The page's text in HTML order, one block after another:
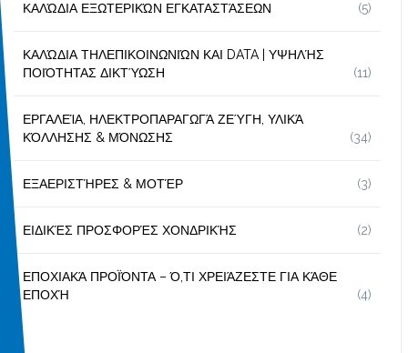
ΚΑΛΏΔΙΑ ΕΞΩΤΕΡΙΚΏΝ ΕΓΚΑΤΑΣΤΆΣΕΩΝ (5)
ΚΑΛΏΔΙΑ ΤΗΛΕΠΙΚΟΙΝΩΝΙΏΝ ΚΑΙ DATA | ΥΨΗΛΉΣ
ΠΟΙΌΤΗΤΑΣ ΔΙΚΤΎΩΣΗ
(11)
ΕΡΓΑΛΕΊΑ, ΗΛΕΚΤΡΟΠΑΡΑΓΩΓΆ ΖΕΎΓΗ, ΥΛΙΚΆ
ΚΌΛΛΗΣΗΣ & ΜΌΝΩΣΗΣ
(34)
ΕΞΑΕΡΙΣΤΉΡΕΣ & ΜΟΤΈΡ (3)
ΕΙΔΙΚΈΣ ΠΡΟΣΦΟΡΈΣ ΧΟΝΔΡΙΚΉΣ (2)
ΕΠΟΧΙΑΚΆ ΠΡΟΪΌΝΤΑ – Ό,ΤΙ ΧΡΕΙΆΖΕΣΤΕ ΓΙΑ ΚΆΘΕ
ΕΠΟΧΉ
(4)